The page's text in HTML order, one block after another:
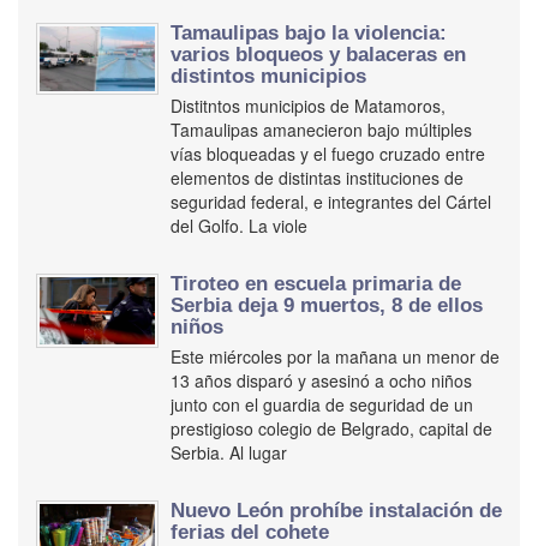
Tamaulipas bajo la violencia:
varios bloqueos y balaceras en
distintos municipios
Distitntos municipios de Matamoros,
Tamaulipas amanecieron bajo múltiples
vías bloqueadas y el fuego cruzado entre
elementos de distintas instituciones de
seguridad federal, e integrantes del Cártel
del Golfo. La viole
Tiroteo en escuela primaria de
Serbia deja 9 muertos, 8 de ellos
niños
Este miércoles por la mañana un menor de
13 años disparó y asesinó a ocho niños
junto con el guardia de seguridad de un
prestigioso colegio de Belgrado, capital de
Serbia. Al lugar
Nuevo León prohíbe instalación de
ferias del cohete